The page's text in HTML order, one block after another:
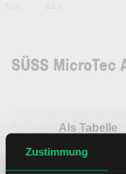
Zustimmung
SÜSS
Als Tabelle